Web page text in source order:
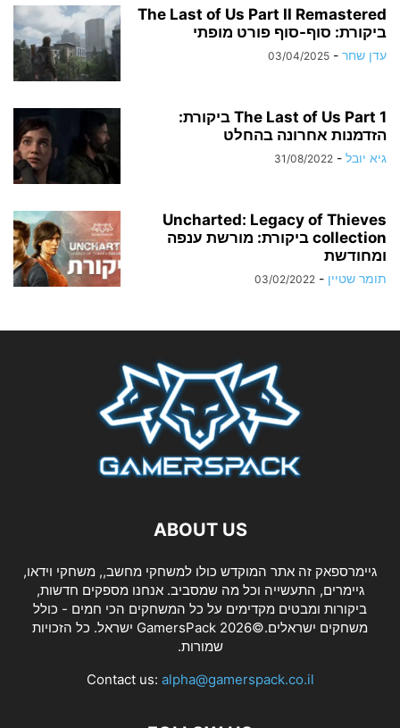
The Last of Us Part II Remastered
ביקורת: סוף-סוף פורט מופתי
עדן שחר -
03/04/2025
The Last of Us Part 1 ביקורת:
הזדמנות אחרונה בהחלט
גיא יובל -
31/08/2022
Uncharted: Legacy of Thieves
collection ביקורת: מורשת ענפה
ומחודשת
תומר שטיין -
03/02/2022
ABOUT US
גיימרספאק זה אתר המוקדש כולו למשחקי מחשב,, משחקי וידאו,
גיימרים, התעשייה וכל מה שמסביב. אנחנו מספקים חדשות,
ביקורות ומבטים מקדימים על כל המשחקים הכי חמים - כולל
משחקים ישראלים.©2026 GamersPack ישראל. כל הזכויות
שמורות.
Contact us: alpha@gamerspack.co.il